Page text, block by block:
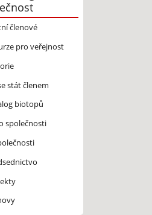
členové
pro veřejnost
stát členem
biotopů
společnosti